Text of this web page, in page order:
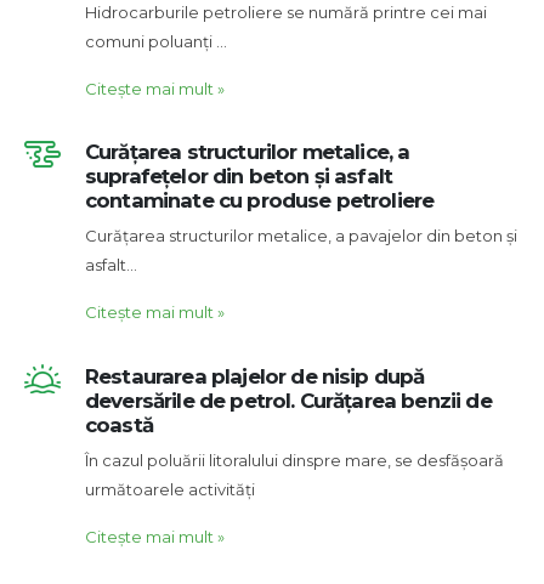
Hidrocarburile petroliere se numără printre cei mai
comuni poluanți …
Citește mai mult »
Curățarea structurilor metalice, a
suprafețelor din beton și asfalt
contaminate cu produse petroliere
Curățarea structurilor metalice, a pavajelor din beton și
asfalt…
Citește mai mult»
Restaurarea plajelor de nisip după
deversările de petrol. Curățarea benzii de
coastă
În cazul poluării litoralului dinspre mare, se desfășoară
următoarele activități
Citește mai mult »